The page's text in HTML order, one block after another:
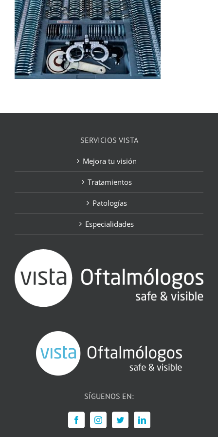
SERVICIOS VISTA
Mejora tu visión
Tratamientos
Patologías
Especialidades
SÍGUENOS EN: